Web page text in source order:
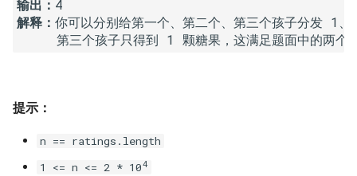
16. 数值的整数次方
18. 删除链表的节点
19. 正则表达式匹配
14. 字符串中的变位词
16. 不含重复字符的最长子字
17. 含有所有字符的最短字符
2.6. 回文链表
2.8. 环路检测
3.1. 三合一
输出：
解释： 你可以分别给第一个、第二个、第三个孩子分发 1
第三个孩子只得到 1 颗糖果，这满足题面中的两个
提示：
n == ratings.length
1 <= n <= 2 * 104